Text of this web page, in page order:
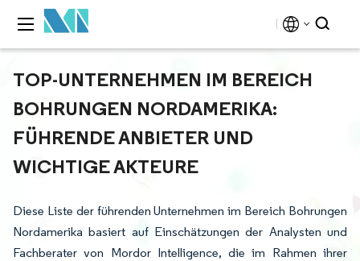
TOP-UNTERNEHMEN IM BEREICH
BOHRUNGEN NORDAMERIKA:
FÜHRENDE ANBIETER UND
WICHTIGE AKTEURE
Diese Liste der führenden Unternehmen im Bereich Bohrungen
Nordamerika basiert auf Einschätzungen der Analysten und
Fachberater von Mordor Intelligence, die im Rahmen ihrer